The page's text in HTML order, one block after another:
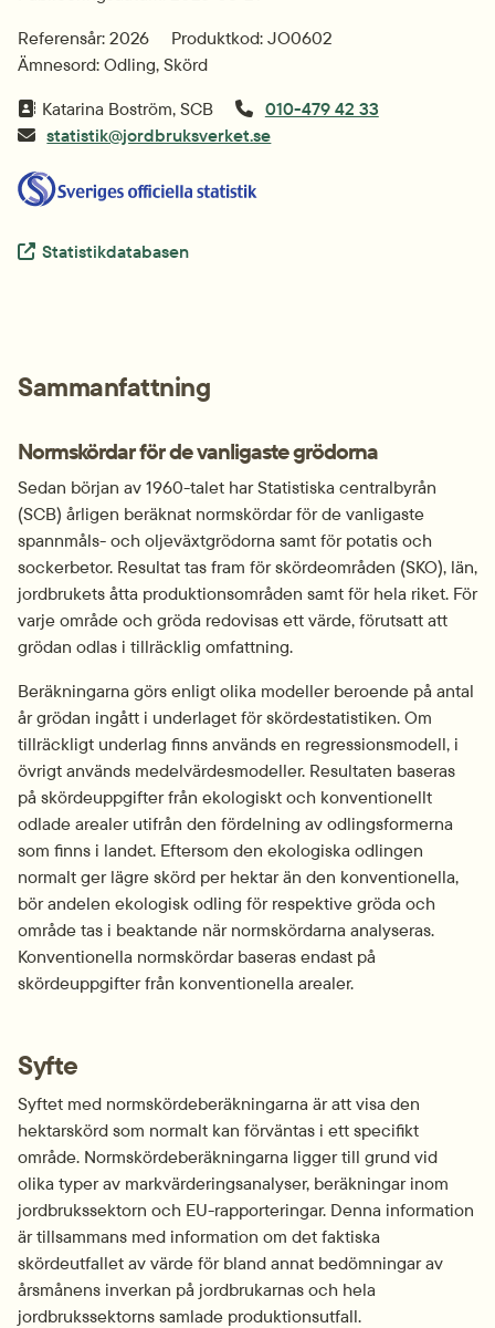
Referensår: 2026
Produktkod: JO0602
Ämnesord: Odling, Skörd
Katarina Boström, SCB
010-479 42 33
statistik@jordbruksverket.se
Extern länk.
Statistikdatabasen
Sammanfattning
Normskördar för de vanligaste grödorna
Sedan början av 1960-talet har Statistiska centralbyrån
(SCB) årligen beräknat normskördar för de vanligaste
spannmåls- och oljeväxtgrödorna samt för potatis och
sockerbetor. Resultat tas fram för skördeområden (SKO), län,
jordbrukets åtta produktionsområden samt för hela riket. För
varje område och gröda redovisas ett värde, förutsatt att
grödan odlas i tillräcklig omfattning.
Beräkningarna görs enligt olika modeller beroende på antal
år grödan ingått i underlaget för skördestatistiken. Om
tillräckligt underlag finns används en regressionsmodell, i
övrigt används medelvärdesmodeller. Resultaten baseras
på skördeuppgifter från ekologiskt och konventionellt
odlade arealer utifrån den fördelning av odlingsformerna
som finns i landet. Eftersom den ekologiska odlingen
normalt ger lägre skörd per hektar än den konventionella,
bör andelen ekologisk odling för respektive gröda och
område tas i beaktande när normskördarna analyseras.
Konventionella normskördar baseras endast på
skördeuppgifter från konventionella arealer.
Syfte
Syftet med normskördeberäkningarna är att visa den
hektarskörd som normalt kan förväntas i ett specifikt
område. Normskördeberäkningarna ligger till grund vid
olika typer av markvärderingsanalyser, beräkningar inom
jordbrukssektorn och EU-rapporteringar. Denna information
är tillsammans med information om det faktiska
skördeutfallet av värde för bland annat bedömningar av
årsmånens inverkan på jordbrukarnas och hela
jordbrukssektorns samlade produktionsutfall.